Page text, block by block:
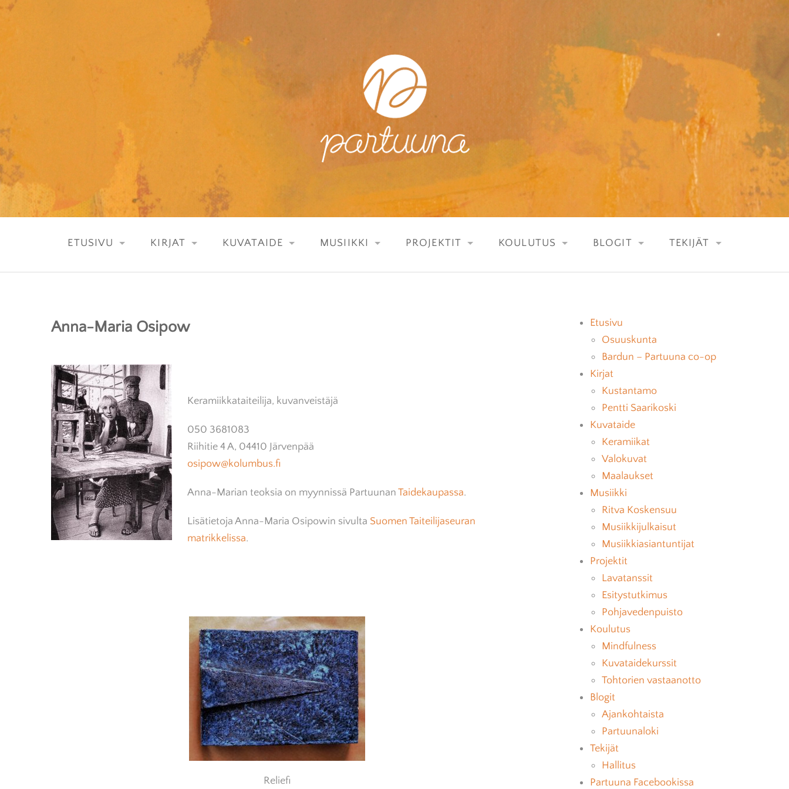
Skip
ETUSIVU
OSUUSKUNTA
VERKKOKAUPPA
KIRJAT
KUSTANTAMO
PENTTI SAARIKOSKI
KUVATAIDE
TAIDEKAUPPA
MUSIIKKI
ELÄVÄÄ MUSIIKKIA
PROJEKTIT
LAVATANSSIT
KOULUTUS
MINDFULNESS
TOHTORIEN VASTAANOTTO
BLOGIT
PARTUUNALOKI
TEKIJÄT
JÄSENET
Anna-Maria Osipow
Keramiikkataiteilija, kuvanveistäjä
050 3681083
Riihitie 4 A, 04410 Järvenpää
osipow@kolumbus.fi
Anna-Marian teoksia on myynnissä PartuunanTaidekaupassa.
Lisätietoja Anna-Maria Osipowin sivulta Suomen Taiteilijaseuran
matrikkelissa.
Reliefi
Etusivu
Osuuskunta
Bardun – Partuuna co-op
Kirjat
Kustantamo
Pentti Saarikoski
Kuvataide
Keramiikat
Valokuvat
Maalaukset
Musiikki
Ritva Koskensuu
Musiikkijulkaisut
Musiikkiasiantuntijat
Projektit
Lavatanssit
Esitystutkimus
Pohjavedenpuisto
Koulutus
Mindfulness
Kuvataidekurssit
Tohtorien vastaanotto
Blogit
Ajankohtaista
Partuunaloki
Tekijät
Hallitus
Partuuna Facebookissa